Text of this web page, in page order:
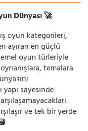
Dünyası 🚀
oyun kategorileri,
ayıran en güçlü
oyun türleriyle
temalara
sayesinde
ve tek bir yerde